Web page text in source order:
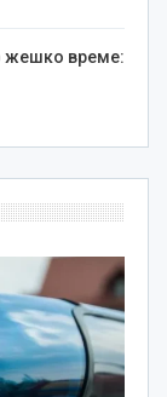
жешко време: